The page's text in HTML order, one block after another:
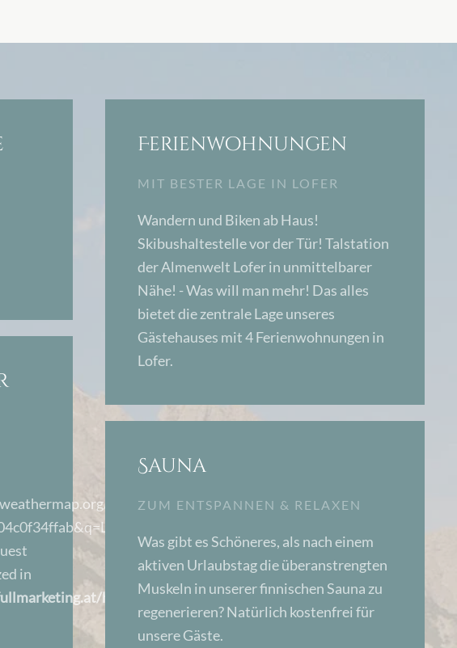
data/2.5/forecast/daily?
in
httpdocs/daily.php
Ferienwohnungen
MIT BESTER LAGE IN LOFER
Wandern und Biken ab Haus!
Skibushaltestelle vor der Tür! Talstation
der Almenwelt Lofer in unmittelbarer
Nähe! - Was will man mehr! Das alles
bietet die zentrale Lage unseres
Gästehauses mit 4 Ferienwohnungen in
Lofer.
Sauna
ZUM ENTSPANNEN & RELAXEN
Was gibt es Schöneres, als nach einem
aktiven Urlaubstag die überanstrengten
Muskeln in unserer finnischen Sauna zu
regenerieren? Natürlich kostenfrei für
unsere Gäste.